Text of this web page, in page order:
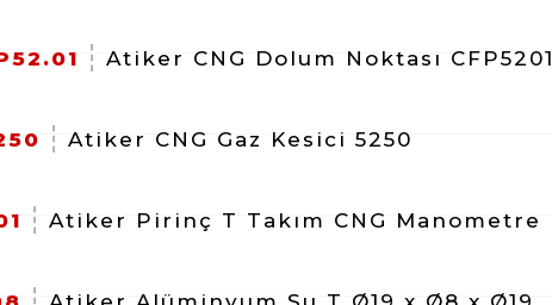
Atiker CNG Dolum Noktası CFP5201
Atiker CNG Gaz Kesici 5250
Atiker Pirinç T Takım CNG Manometre